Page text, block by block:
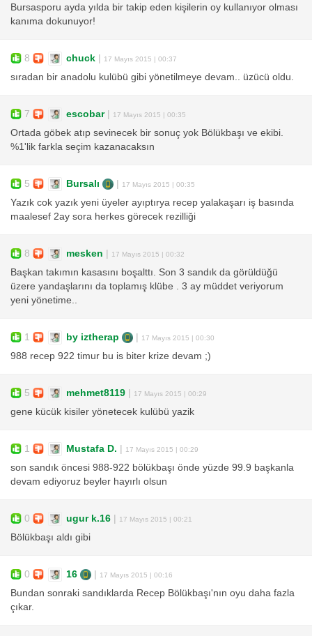
Bursasporu ayda yılda bir takip eden kişilerin oy kullanıyor olması
kanıma dokunuyor!
8 chuck 17 Mayıs 2015 | 00:37
sıradan bir anadolu kulübü gibi yönetilmeye devam.. üzücü oldu.
7 escobar| 17 Mayıs 2015 | 00:35
Ortada göbek atıp sevinecek bir sonuç yok Bölükbaşı ve ekibi.
%1'lik farkla seçim kazanacaksın
5 Bursalı 17 Mayıs 2015 | 00:35
Yazık cok yazık yeni üyeler ayıptırya recep yalakaşarı iş basında
maalesef 2ay sora herkes görecek rezilliği
8 mesken 17 Mayıs 2015 | 00:32
Başkan takımın kasasını boşalttı. Son 3 sandık da görüldüğü
üzere yandaşlarını da toplamış klübe . 3 ay müddet veriyorum
yeni yönetime..
1 by iztherap 17 Mayıs 2015 | 00:30
988 recep 922 timur bu is biter krize devam ;)
5 mehmet8119 17 Mayıs 2015 | 00:29
gene kücük kisiler yönetecek kulübü yazik
1 Mustafa D. 17 Mayıs 2015 | 00:29
son sandık öncesi 988-922 bölükbaşı önde yüzde 99.9 başkanla
devam ediyoruz beyler hayırlı olsun
0 ugur k.16 17 Mayıs 2015 | 00:21
Bölükbaşı aldı gibi
0 16 17 Mayıs 2015 | 00:16
Bundan sonraki sandıklarda Recep Bölükbaşı'nın oyu daha fazla
çıkar.